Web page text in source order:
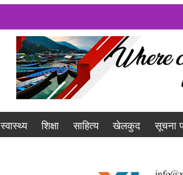
स्वास्थ्य शिक्षा साहित्य खेलकुद सूचना